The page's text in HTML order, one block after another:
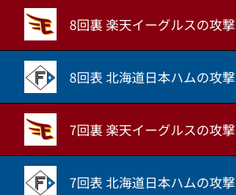
8回裏 楽天イーグルスの攻撃
8回表 北海道日本ハムの攻撃
7回裏 楽天イーグルスの攻撃
7回表 北海道日本ハムの攻撃